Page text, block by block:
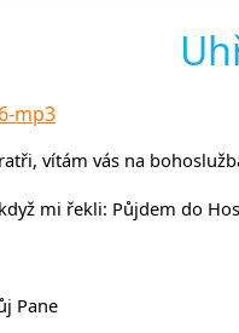
mp3
vítám vás na
mi řekli: Půjdem do
Pane